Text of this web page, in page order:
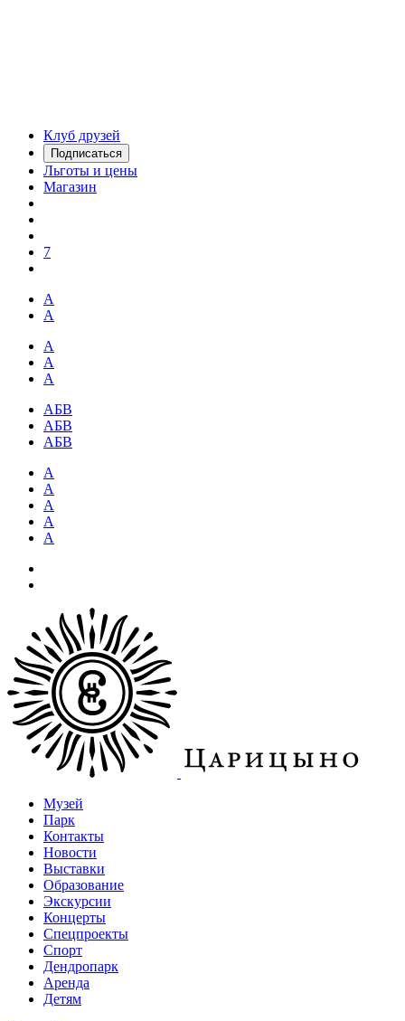
Клуб друзей
Подписаться
Льготы и цены
Магазин
7
А
А
А
А
А
АБВ
АБВ
АБВ
А
А
А
А
А
Музей
Парк
Контакты
Новости
Выставки
Образование
Экскурсии
Концерты
Спецпроекты
Спорт
Дендропарк
Аренда
Детям